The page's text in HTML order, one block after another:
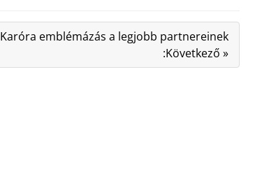
Karóra emblémázás a legjobb partnereinek
:Következő »